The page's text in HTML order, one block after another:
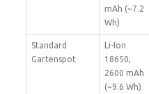
mAh (~7.2
Wh)
Standard
Gartenspot
Li-Ion
18650,
2600 mAh
(~9.6 Wh)